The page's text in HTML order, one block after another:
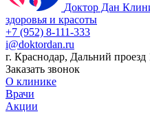
Доктор Дан
здоровья и красоты
+7 (952) 8-111-333
i@doktordan.ru
г. Краснодар, Дальний проезд
Заказать звонок
О клинике
Врачи
Акции